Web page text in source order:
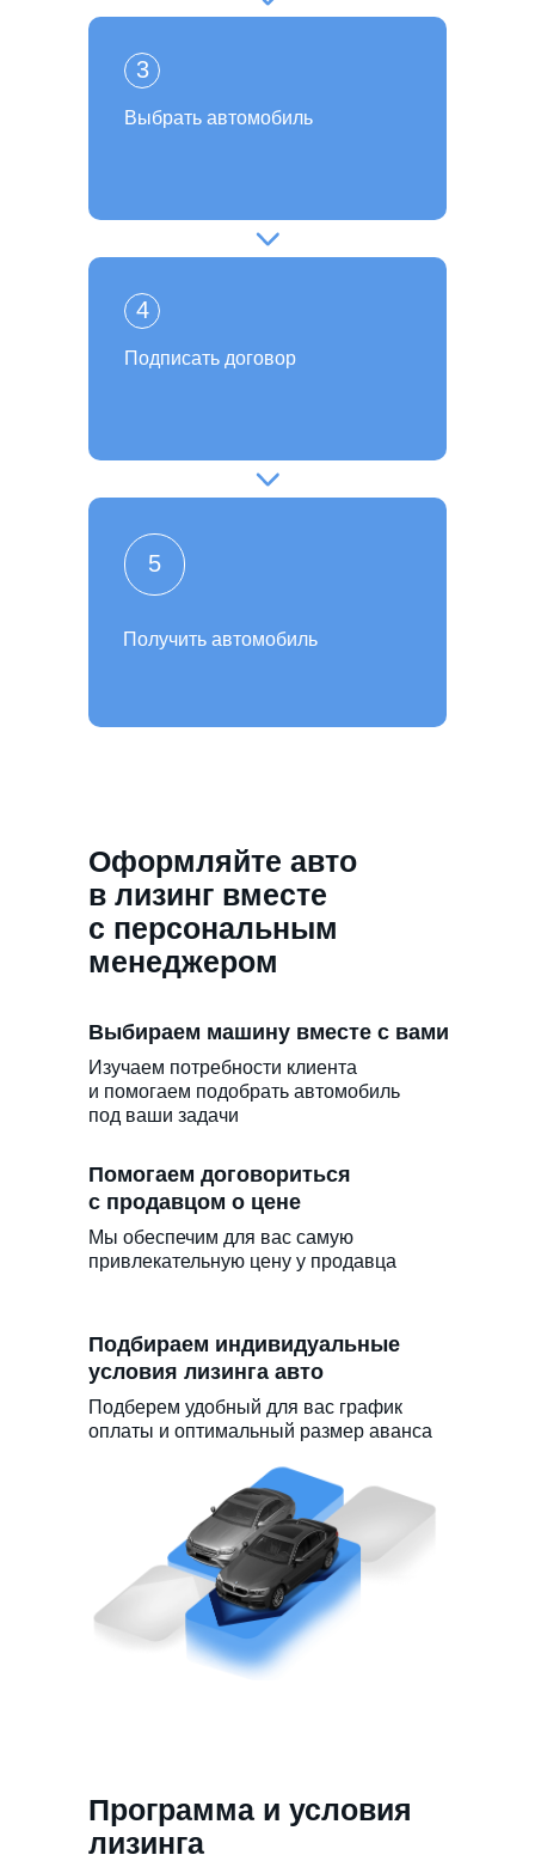
Получить автомобиль
5
Подписать договор
4
Выбрать автомобиль
3
Подбираем индивидуальные
условия лизинга авто
Подберем удобный для вас график
оплаты и оптимальный размер аванса
Помогаем договориться
с продавцом о цене
Мы обеспечим для вас самую
привлекательную цену у продавца
Выбираем машину вместе с вами
Изучаем потребности клиента
и помогаем подобрать автомобиль
под ваши задачи
Оформляйте авто
в лизинг вместе
с персональным
менеджером
Программа и условия
лизинга